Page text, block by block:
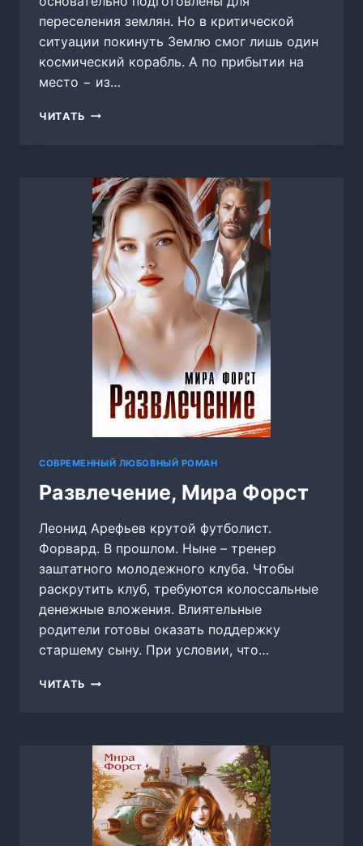
переселения землян. Но в критической
ситуации покинуть Землю смог лишь один
космический корабль. А по прибытии на
место − из…
ЧИТАТЬ ЗОНА
СОВРЕМЕННЫЙ ЛЮБОВНЫЙ РОМАН
Развлечение, Мира Форст
Леонид Арефьев крутой футболист.
Форвард. В прошлом. Ныне – тренер
заштатного молодежного клуба. Чтобы
раскрутить клуб, требуются колоссальные
денежные вложения. Влиятельные
родители готовы оказать поддержку
старшему сыну. При условии, что…
ЧИТАТЬ РАЗВЛЕЧЕНИЕ,